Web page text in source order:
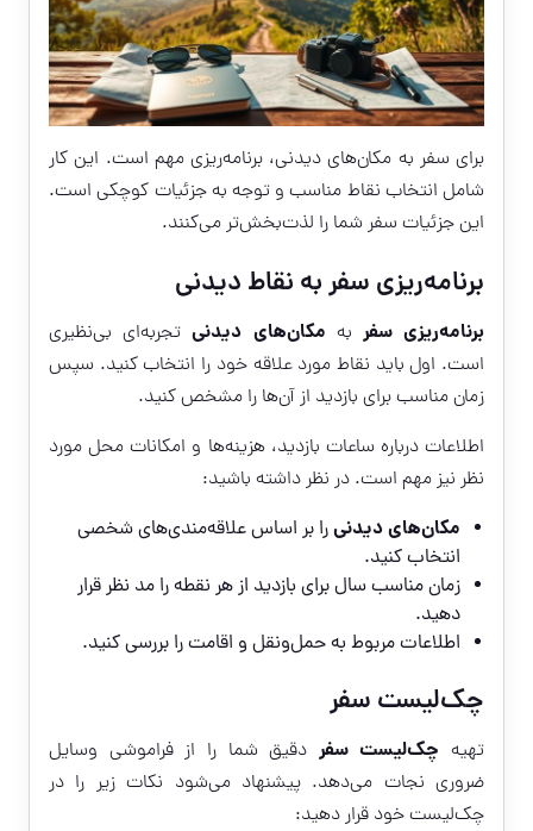
برای سفر به مکان‌های دیدنی، برنامه‌ریزی مهم است. این کار
شامل انتخاب نقاط مناسب و توجه به جزئیات کوچکی است.
این جزئیات سفر شما را لذت‌بخش‌تر می‌کنند.
برنامه‌ریزی سفر به نقاط دیدنی
برنامه‌ریزی سفر به مکان‌های دیدنیتجربه‌ای بی‌نظیری
است. اول باید نقاط مورد علاقه خود را انتخاب کنید. سپس
زمان مناسب برای بازدید از آن‌ها را مشخص کنید.
اطلاعات درباره ساعات بازدید، هزینه‌ها و امکانات محل مورد
نظر نیز مهم است. در نظر داشته باشید:
مکان‌های دیدنیرا بر اساس علاقه‌مندی‌های شخصی
انتخاب کنید.
زمان مناسب سال برای بازدید از هر نقطه را مد نظر قرار
دهید.
اطلاعات مربوط به حمل‌ونقل و اقامت را بررسی کنید.
چک‌لیست سفر
تهیه چک‌لیست سفر دقیق شما را از فراموشی وسایل
ضروری نجات می‌دهد. پیشنهاد می‌شود نکات زیر را در
چک‌لیست خود قرار دهید: